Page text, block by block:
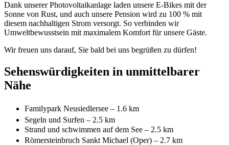
Dank unserer Photovoltaikanlage laden unsere E-Bikes mit der
Sonne von Rust, und auch unsere Pension wird zu 100 % mit
diesem nachhaltigen Strom versorgt. So verbinden wir
Umweltbewusstsein mit maximalem Komfort für unsere Gäste.
Wir freuen uns darauf, Sie bald bei uns begrüßen zu dürfen!
Sehenswürdigkeiten in unmittelbarer
Nähe
Familypark Neusiedlersee – 1.6 km
Segeln und Surfen – 2.5 km
Strand und schwimmen auf dem See – 2.5 km
Römersteinbruch Sankt Michael (Oper) – 2.7 km